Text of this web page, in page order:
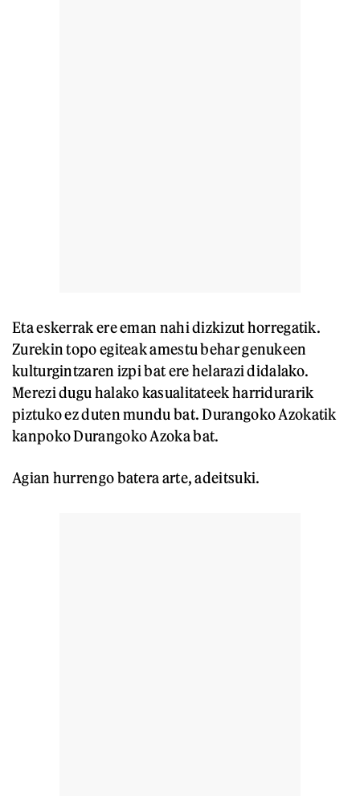
Eta eskerrak ere eman nahi dizkizut horregatik.
Zurekin topo egiteak amestu behar genukeen
kulturgintzaren izpi bat ere helarazi didalako.
Merezi dugu halako kasualitateek harridurarik
piztuko ez duten mundu bat. Durangoko Azokatik
kanpoko Durangoko Azoka bat.
Agian hurrengo batera arte, adeitsuki.